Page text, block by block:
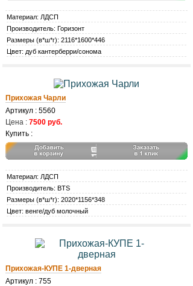
Материал: ЛДСП
Производитель: Горизонт
Размеры (в*ш*г): 2116*1600*446
Цвет: дуб кантерберри/сонома
Прихожая Чарли
Артикул : 5560
Цена : 7500 руб.
Купить :
Материал: ЛДСП
Производитель: BTS
Размеры (в*ш*г): 2020*1156*348
Цвет: венге/дуб молочный
Прихожая-КУПЕ 1-дверная
Артикул : 755